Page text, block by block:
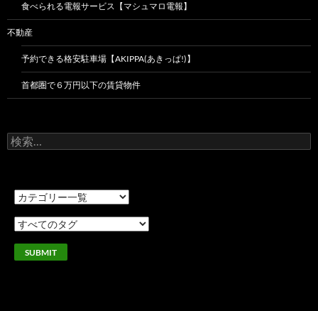
食べられる電報サービス【マシュマロ電報】
不動産
予約できる格安駐車場【AKIPPA(あきっぱ!)】
首都圏で６万円以下の賃貸物件
検
索: